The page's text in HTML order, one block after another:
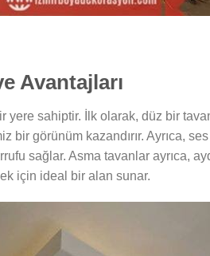
Avantajları
yere sahiptir. İlk olarak, düz bir
görünüm kazandırır. Ayrıca, ses
sağlar. Asma tavanlar ayrıca,
için ideal bir alan sunar.